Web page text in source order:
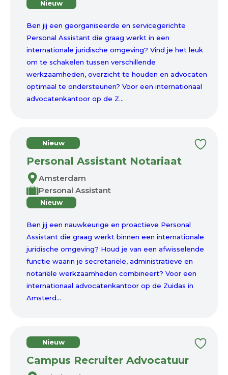
Nieuw
Ben jij een georganiseerde en servicegerichte
Personal Assistant die graag werkt in een
internationale juridische omgeving? Vind je het leuk
om te schakelen tussen verschillende
werkzaamheden, overzicht te houden en advocaten
optimaal te ondersteunen? Voor een internationaal
advocatenkantoor op de Z...
Nieuw
Personal Assistant Notariaat
Amsterdam
Personal Assistant
Nieuw
Ben jij een nauwkeurige en proactieve Personal
Assistant die graag werkt binnen een internationale
juridische omgeving? Houd je van een afwisselende
functie waarin je secretariële, administratieve en
notariële werkzaamheden combineert? Voor een
internationaal advocatenkantoor op de Zuidas in
Amsterd...
Nieuw
Campus Recruiter Advocatuur